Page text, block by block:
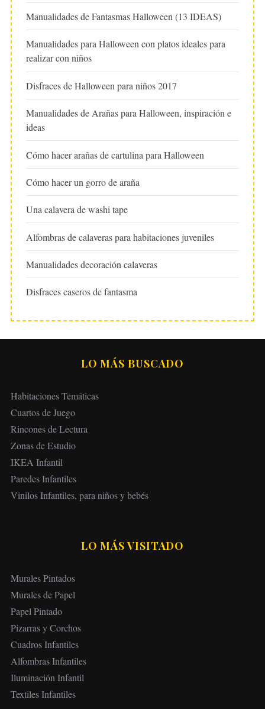
Manualidades de Fantasmas Halloween (13 IDEAS)
Manualidades para Halloween con platos ideales para
realizar con niños
Disfraces de Halloween para niños 2017
Manualidades de Arañas para Halloween, inspiración e
ideas
Cómo hacer arañas de cartulina para Halloween
Cómo hacer un gorro de araña
Una calavera de washi tape
Alfombras de calaveras para habitaciones juveniles
Manualidades decoración calaveras
Disfraces caseros de fantasma
LO MÁS BUSCADO
Habitaciones Temáticas
Cuartos de Juego
Rincones de Lectura
Zonas de Estudio
IKEA Infantil
Paredes Infantiles
Vinilos Infantiles, para niños y bebés
LO MÁS VISITADO
Murales Pintados
Murales de Papel
Papel Pintado
Pizarras y Corchos
Cuadros Infantiles
Alfombras Infantiles
Iluminación Infantil
Textiles Infantiles